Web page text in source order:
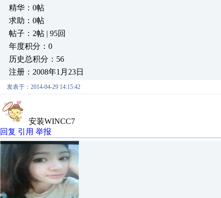
精华：0帖
求助：0帖
帖子：2帖 | 95回
年度积分：0
历史总积分：56
注册：2008年1月23日
发表于：2014-04-29 14:15:42
安装WINCC7
回复 引用 举报